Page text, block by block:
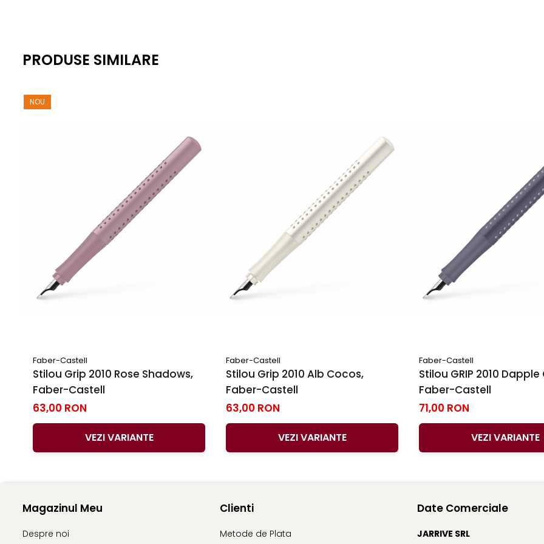
PRODUSE SIMILARE
NOU
Faber-Castell
Stilou Grip 2010 Rose Shadows,
Faber-Castell
63,00 RON
VEZI VARIANTE
Faber-Castell
Stilou Grip 2010 Alb Cocos,
Faber-Castell
63,00 RON
VEZI VARIANTE
Faber-Castell
Stilou GRIP 2010 Dapple
Faber-Castell
71,00 RON
VEZI VARIANTE
Magazinul Meu
Despre noi
Clienti
Metode de Plata
Date Comerciale
JARRIVE SRL